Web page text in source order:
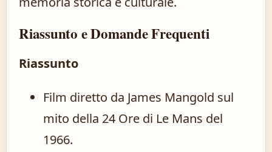
Riassunto e Domande Frequenti
Riassunto
Film diretto da James Mangold sul
mito della 24 Ore di Le Mans del
1966.